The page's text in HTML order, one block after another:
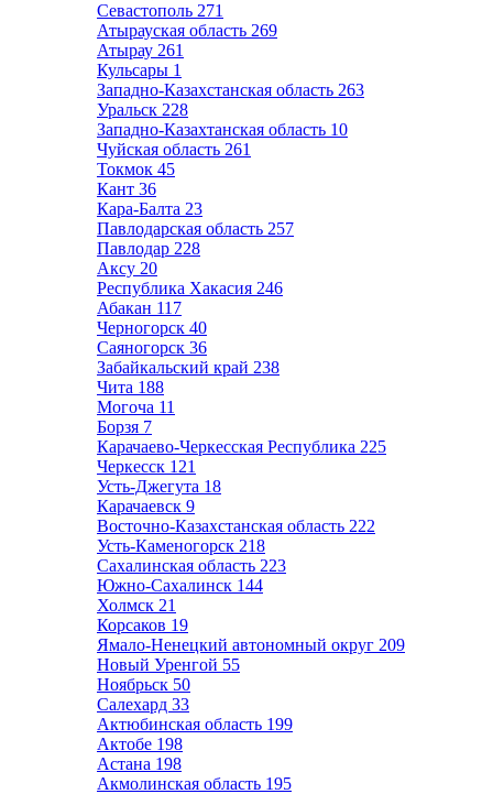
Севастополь 271
Атырауская область 269
Атырау 261
Кульсары 1
Западно-Казахстанская область 263
Уральск 228
Западно-Казахтанская область 10
Чуйская область 261
Токмок 45
Кант 36
Кара-Балта 23
Павлодарская область 257
Павлодар 228
Аксу 20
Республика Хакасия 246
Абакан 117
Черногорск 40
Саяногорск 36
Забайкальский край 238
Чита 188
Могоча 11
Борзя 7
Карачаево-Черкесская Республика 225
Черкесск 121
Усть-Джегута 18
Карачаевск 9
Восточно-Казахстанская область 222
Усть-Каменогорск 218
Сахалинская область 223
Южно-Сахалинск 144
Холмск 21
Корсаков 19
Ямало-Ненецкий автономный округ 209
Новый Уренгой 55
Ноябрьск 50
Салехард 33
Актюбинская область 199
Актобе 198
Астана 198
Акмолинская область 195